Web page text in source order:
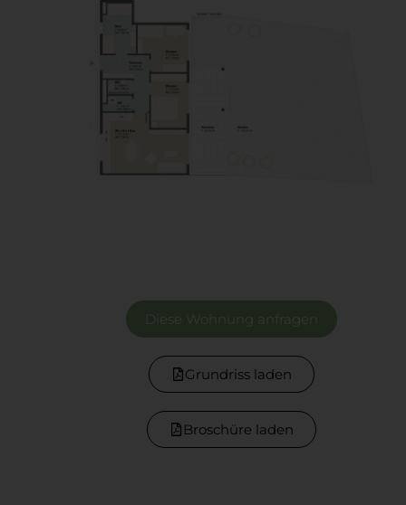
Diese Wohnung anfragen
Grundriss laden
Broschüre laden